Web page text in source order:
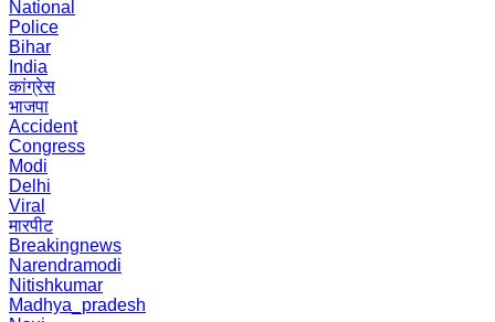
National
Police
Bihar
India
कांग्रेस
भाजपा
Accident
Congress
Modi
Delhi
Viral
मारपीट
Breakingnews
Narendramodi
Nitishkumar
Madhya_pradesh